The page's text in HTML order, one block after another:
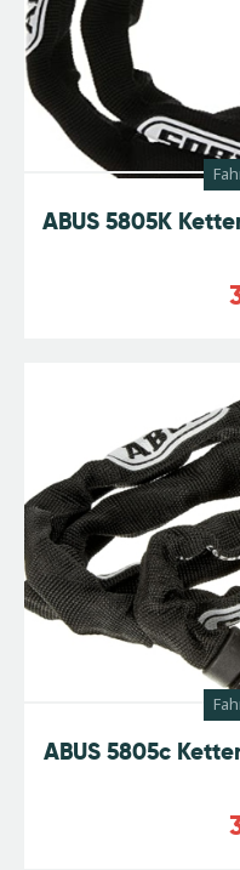
ABUS 5805K
ABUS 5805c